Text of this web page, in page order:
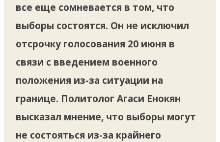
все еще сомневается в том, что
выборы состоятся. Он не исключил
отсрочку голосования 20 июня в
связи с введением военного
положения из-за ситуации на
границе. Политолог Агаси Енокян
высказал мнение, что выборы могут
не состояться из-за крайнего